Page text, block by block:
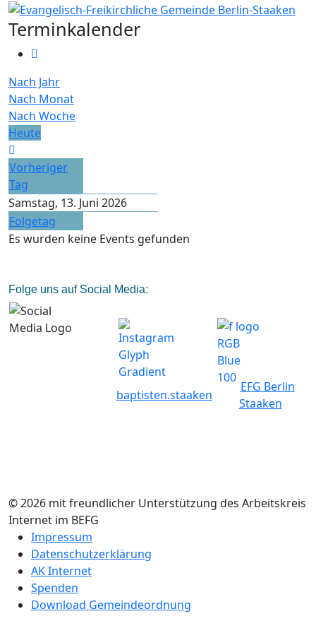
Terminkalender
Nach Jahr
Nach Monat
Nach Woche
Heute
Vorheriger
Tag
Samstag, 13. Juni 2026
Folgetag
Es wurden keine Events gefunden
Folge uns auf Social Media:
baptisten.staaken
EFG Berlin
Staaken
© 2026 mit freundlicher Unterstützung des Arbeitskreis
Internet im BEFG
Impressum
Datenschutzerklärung
AK Internet
Spenden
Download Gemeindeordnung